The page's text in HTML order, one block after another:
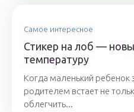
Самое интересное
Стикер на лоб —
температуру
Когда маленький ребенок
родителем встает не
облегчить...